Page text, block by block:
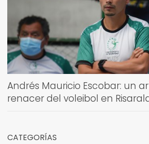
Andrés Mauricio Escobar: un
renacer del voleibol en
CATEGORÍAS